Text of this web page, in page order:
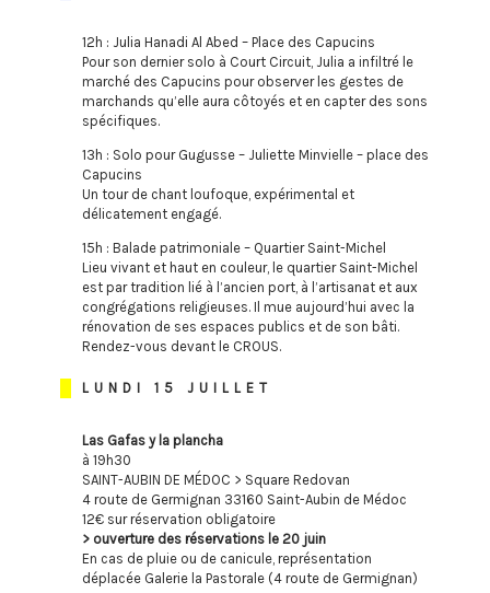
12h : Julia Hanadi Al Abed – Place des Capucins
Pour son dernier solo à Court Circuit, Julia a infiltré le
marché des Capucins pour observer les gestes de
marchands qu’elle aura côtoyés et en capter des sons
spécifiques.
13h : Solo pour Gugusse – Juliette Minvielle – place des
Capucins
Un tour de chant loufoque, expérimental et
délicatement engagé.
15h : Balade patrimoniale – Quartier Saint-Michel
Lieu vivant et haut en couleur, le quartier Saint-Michel
est par tradition lié à l’ancien port, à l’artisanat et aux
congrégations religieuses. Il mue aujourd’hui avec la
rénovation de ses espaces publics et de son bâti.
Rendez-vous devant le CROUS.
LUNDI 15 JUILLET
Las Gafas y la plancha
à 19h30
SAINT-AUBIN DE MÉDOC > Square Redovan
4 route de Germignan 33160 Saint-Aubin de Médoc
12€ sur réservation obligatoire
> ouverture des réservations le 20 juin
En cas de pluie ou de canicule, représentation
déplacée Galerie la Pastorale (4 route de Germignan)